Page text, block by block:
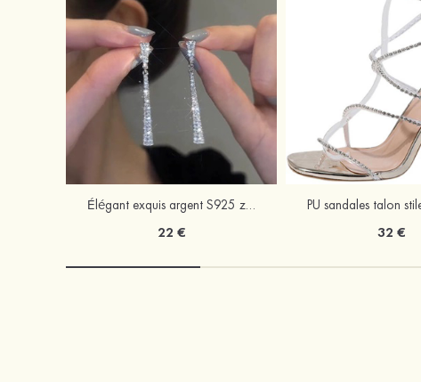
Élégant exquis argent S925 zircon boucles d'oreilles
22 € 32 €